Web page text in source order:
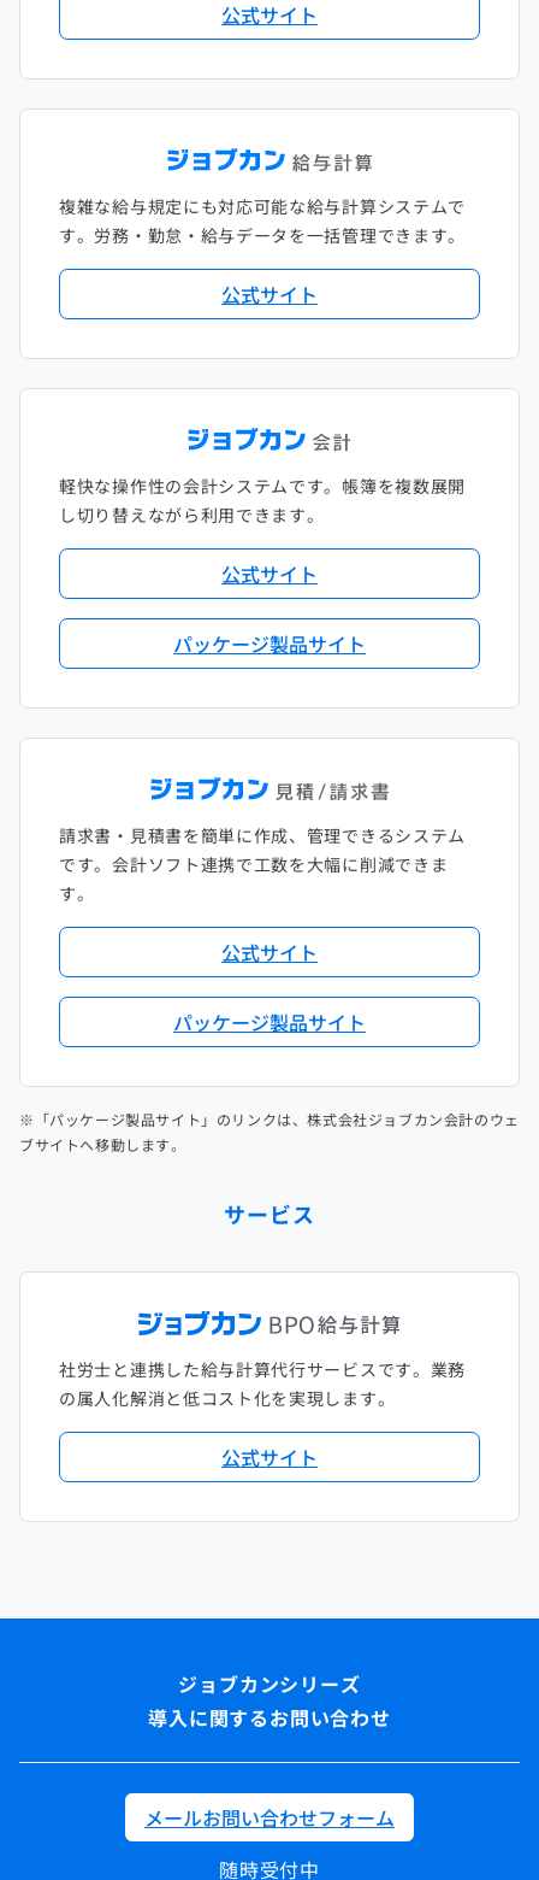
公式サイト
複雑な給与規定にも対応可能な給与計算システムで
す。労務・勤怠・給与データを一括管理できます。
公式サイト
軽快な操作性の会計システムです。帳簿を複数展開
し切り替えながら利用できます。
公式サイト
パッケージ製品サイト
請求書・見積書を簡単に作成、管理できるシステム
です。会計ソフト連携で工数を大幅に削減できま
す。
公式サイト
パッケージ製品サイト
※「パッケージ製品サイト」のリンクは、株式会社ジョブカン会計のウェ
ブサイトへ移動します。
サービス
社労士と連携した給与計算代行サービスです。業務
の属人化解消と低コスト化を実現します。
公式サイト
導入に関するお問い合わせ
メールお問い合わせフォーム
随時受付中